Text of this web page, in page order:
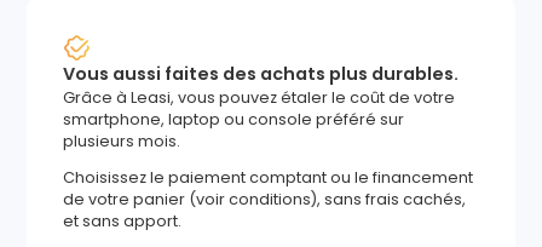
Vous aussi faites des achats plus durables.
Grâce à Leasi, vous pouvez étaler le coût de votre
smartphone, laptop ou console préféré sur
plusieurs mois.
Choisissez le paiement comptant ou le financement
de votre panier (voir conditions), sans frais cachés,
et sans apport.